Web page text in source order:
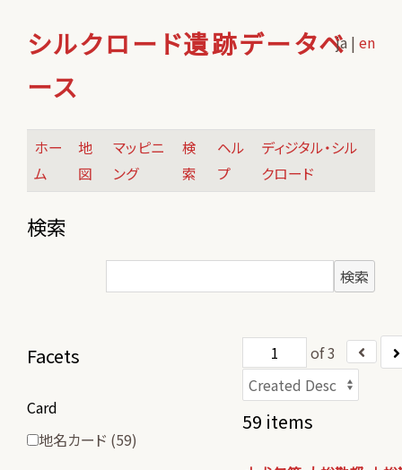
シルクロード遺跡データベ
ース
ja | en
ホー
ム
地
図
マッピニ
ング
検
索
ヘル
プ
ディジタル・シル
クロード
検索
検索
Facets
Card
地名カード (59)
of 3
59 items